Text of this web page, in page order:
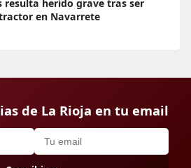
resulta herido grave tras ser
en Navarrete
de La Rioja en tu email